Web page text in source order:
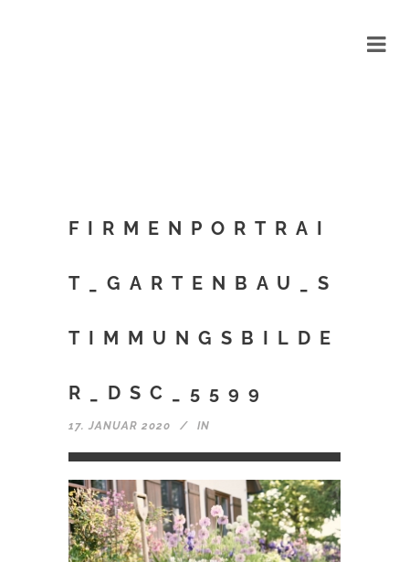
FIRMENPORTRAI
T_GARTENBAU_S
TIMMUNGSBILDE
R_DSC_5599
17. JANUAR 2020 IN